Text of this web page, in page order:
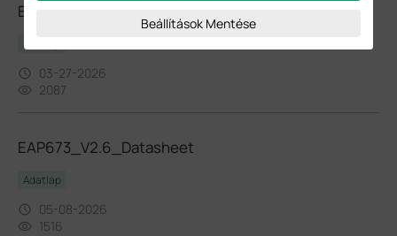
EAP653_V3.6_Datasheet
Adatlap
03-27-2026
2087
EAP673_V2.6_Datasheet
Adatlap
05-08-2026
1516
Beállítások Mentése